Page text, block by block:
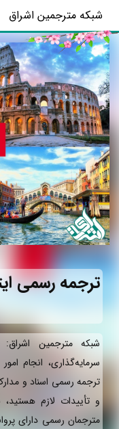
شبکه مترجمین اشراق
ترجمه رسمی
شبکه مترجمین
سرمایه‌گذاری، انجام
ترجمه رسمی اسناد و
و تأییدات لازم
مترجمان رسمی دارای